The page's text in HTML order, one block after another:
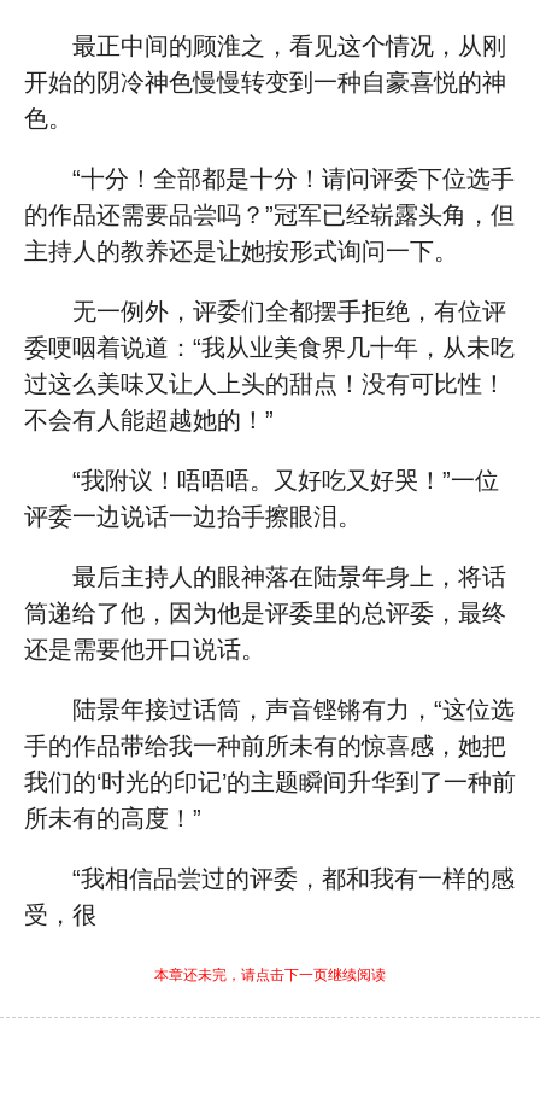
最正中间的顾淮之，看见这个情况，从刚
开始的阴冷神色慢慢转变到一种自豪喜悦的神
色。
“十分！全部都是十分！请问评委下位选手
的作品还需要品尝吗？”冠军已经崭露头角，但
主持人的教养还是让她按形式询问一下。
无一例外，评委们全都摆手拒绝，有位评
委哽咽着说道：“我从业美食界几十年，从未吃
过这么美味又让人上头的甜点！没有可比性！
不会有人能超越她的！”
“我附议！唔唔唔。又好吃又好哭！”一位
评委一边说话一边抬手擦眼泪。
最后主持人的眼神落在陆景年身上，将话
筒递给了他，因为他是评委里的总评委，最终
还是需要他开口说话。
陆景年接过话筒，声音铿锵有力，“这位选
手的作品带给我一种前所未有的惊喜感，她把
我们的‘时光的印记’的主题瞬间升华到了一种前
所未有的高度！”
“我相信品尝过的评委，都和我有一样的感
受，很
本章还未完，请点击下一页继续阅读